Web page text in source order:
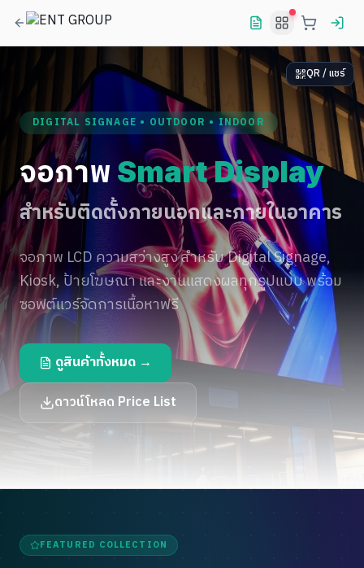
DIGITAL SIGNAGE • OUTDOOR • INDOOR
จอภาพ Smart Display
สำหรับติดตั้งภายนอกและภายในอาคาร
จอภาพ LCD ความสว่างสูง สำหรับ Digital Signage,
Kiosk, ป้ายโฆษณา และงานแสดงผลทุกรูปแบบ พร้อม
ซอฟต์แวร์จัดการเนื้อหาฟรี
ดูสินค้าทั้งหมด →
ดาวน์โหลด Price List
FEATURED COLLECTION
QR / แชร์